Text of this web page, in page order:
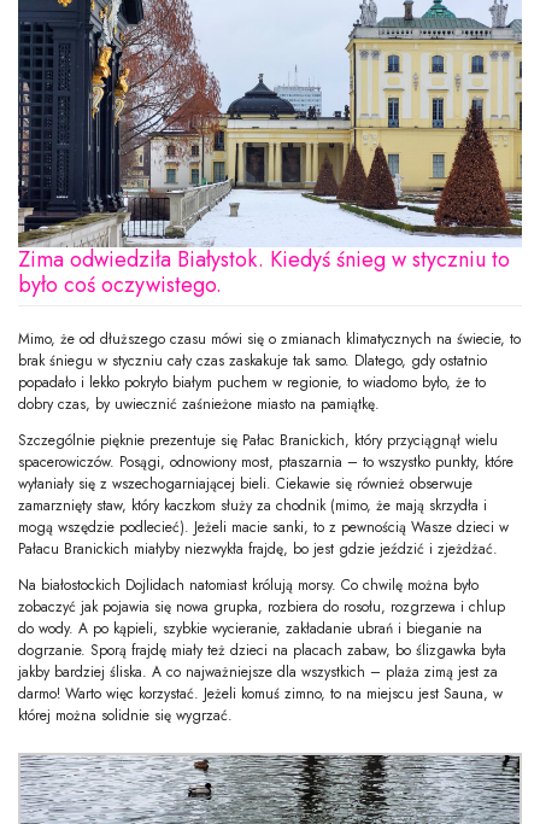
Zima odwiedziła Białystok. Kiedyś śnieg w styczniu to
było coś oczywistego.
Mimo, że od dłuższego czasu mówi się o zmianach klimatycznych na świecie, to
brak śniegu w styczniu cały czas zaskakuje tak samo. Dlatego, gdy ostatnio
popadało i lekko pokryło białym puchem w regionie, to wiadomo było, że to
dobry czas, by uwiecznić zaśnieżone miasto na pamiątkę.
Szczególnie pięknie prezentuje się Pałac Branickich, który przyciągnął wielu
spacerowiczów. Posągi, odnowiony most, ptaszarnia – to wszystko punkty, które
wyłaniały się z wszechogarniającej bieli. Ciekawie się również obserwuje
zamarznięty staw, który kaczkom służy za chodnik (mimo, że mają skrzydła i
mogą wszędzie podlecieć). Jeżeli macie sanki, to z pewnością Wasze dzieci w
Pałacu Branickich miałyby niezwykła frajdę, bo jest gdzie jeździć i zjeżdżać.
Na białostockich Dojlidach natomiast królują morsy. Co chwilę można było
zobaczyć jak pojawia się nowa grupka, rozbiera do rosołu, rozgrzewa i chlup
do wody. A po kąpieli, szybkie wycieranie, zakładanie ubrań i bieganie na
dogrzanie. Sporą frajdę miały też dzieci na placach zabaw, bo ślizgawka była
jakby bardziej śliska. A co najważniejsze dla wszystkich – plaża zimą jest za
darmo! Warto więc korzystać. Jeżeli komuś zimno, to na miejscu jest Sauna, w
której można solidnie się wygrzać.